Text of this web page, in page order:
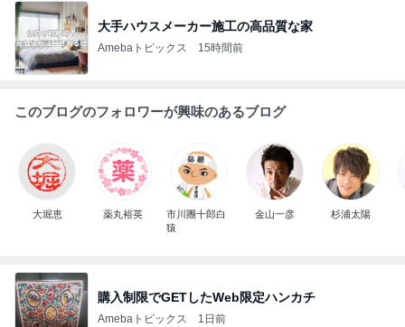
大手ハウスメーカー施工の高品質な家
Amebaトピックス 15時間前
このブログのフォロワーが興味のあるブログ
大堀恵 薬丸裕英
市川團十郎白
猿
金山一彦 杉浦太陽
購入制限でGETしたWeb限定ハンカチ
Amebaトピックス 1日前